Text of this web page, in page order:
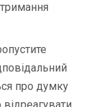
про думку